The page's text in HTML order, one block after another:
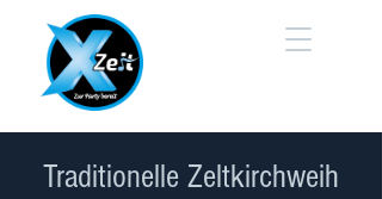
Traditionelle Zeltkirchweih